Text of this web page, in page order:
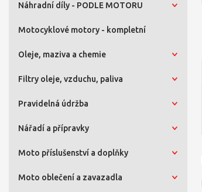
Náhradní díly - PODLE MOTORU
Motocyklové motory - kompletní
Oleje, maziva a chemie
Filtry oleje, vzduchu, paliva
Pravidelná údržba
Nářadí a přípravky
Moto příslušenství a doplňky
Moto oblečení a zavazadla